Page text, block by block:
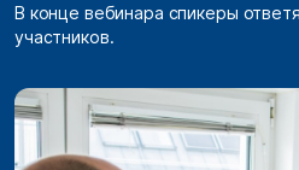
В конце вебинара спикеры
участников.